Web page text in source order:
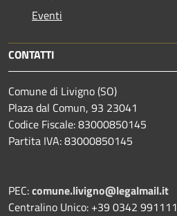
Eventi
CONTATTI
Comune di Livigno (SO)
Plaza dal Comun, 93 23041
Codice Fiscale: 83000850145
Partita IVA: 83000850145
PEC:comune.livigno@legalmail.it
Centralino Unico: +39 0342 991111